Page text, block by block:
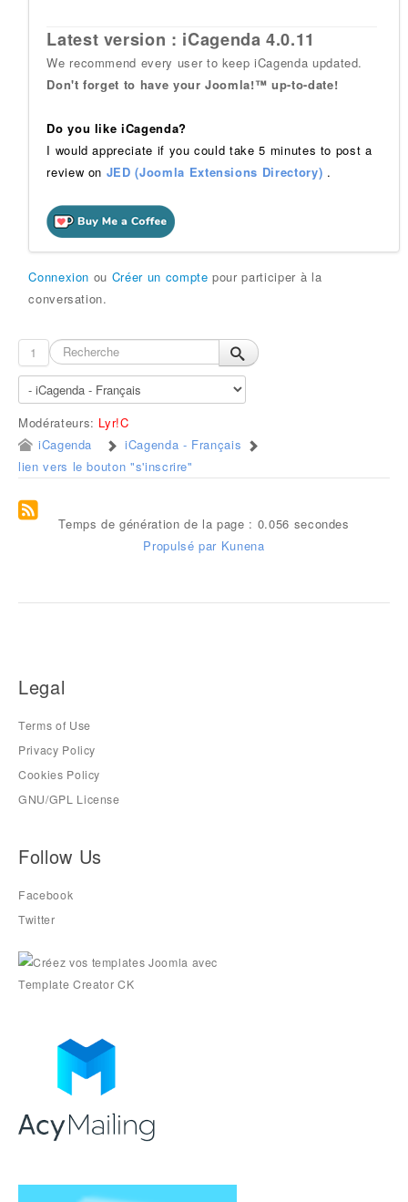
Latest version : iCagenda 4.0.11
We recommend every user to keep iCagenda updated.
Don't forget to have your Joomla!™ up-to-date!
Do you like iCagenda?
I would appreciate if you could take 5 minutes to post a
review on JED (Joomla Extensions Directory) .
Connexion ou Créer un compte pour participer à la
conversation.
1
Modérateurs: Lyr!C
iCagenda
iCagenda - Français
lien vers le bouton "s'inscrire"
Temps de génération de la page : 0.056 secondes
Propulsé par Kunena
Legal
Terms of Use
Privacy Policy
Cookies Policy
GNU/GPL License
Follow Us
Facebook
Twitter